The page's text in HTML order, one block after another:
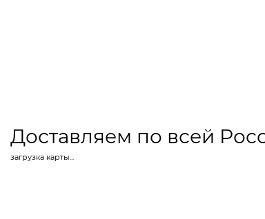
Доставляем по всей
загрузка карты...